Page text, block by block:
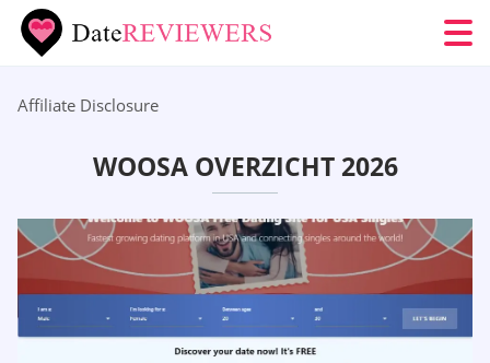
Affiliate Disclosure
WOOSA OVERZICHT 2026